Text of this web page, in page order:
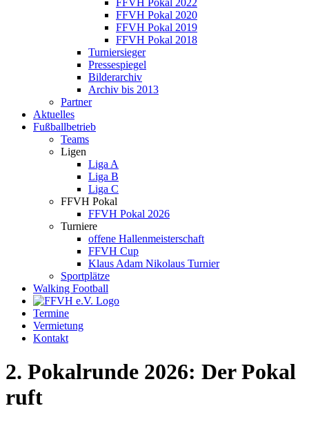
FFVH Pokal 2022
FFVH Pokal 2020
FFVH Pokal 2019
FFVH Pokal 2018
Turniersieger
Pressespiegel
Bilderarchiv
Archiv bis 2013
Partner
Aktuelles
Fußballbetrieb
Teams
Ligen
Liga A
Liga B
Liga C
FFVH Pokal
FFVH Pokal 2026
Turniere
offene Hallenmeisterschaft
FFVH Cup
Klaus Adam Nikolaus Turnier
Sportplätze
Walking Football
Termine
Vermietung
Kontakt
2. Pokalrunde 2026: Der Pokal
ruft